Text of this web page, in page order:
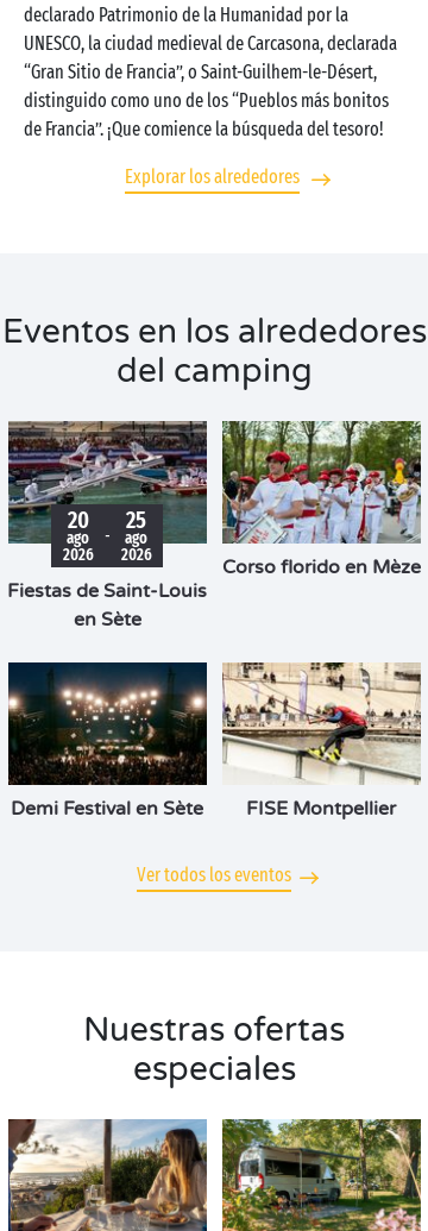
declarado Patrimonio de la Humanidad por la
UNESCO, la ciudad medieval de Carcasona, declarada
“Gran Sitio de Francia”, o Saint-Guilhem-le-Désert,
distinguido como uno de los “Pueblos más bonitos
de Francia”. ¡Que comience la búsqueda del tesoro!
Explorar los alrededores
Eventos en los alrededores
del camping
20
ago
2026
-
25
ago
2026
Fiestas de Saint-Louis
en Sète
Corso florido en Mèze
Demi Festival en Sète FISE Montpellier
Ver todos los eventos
Nuestras ofertas
especiales